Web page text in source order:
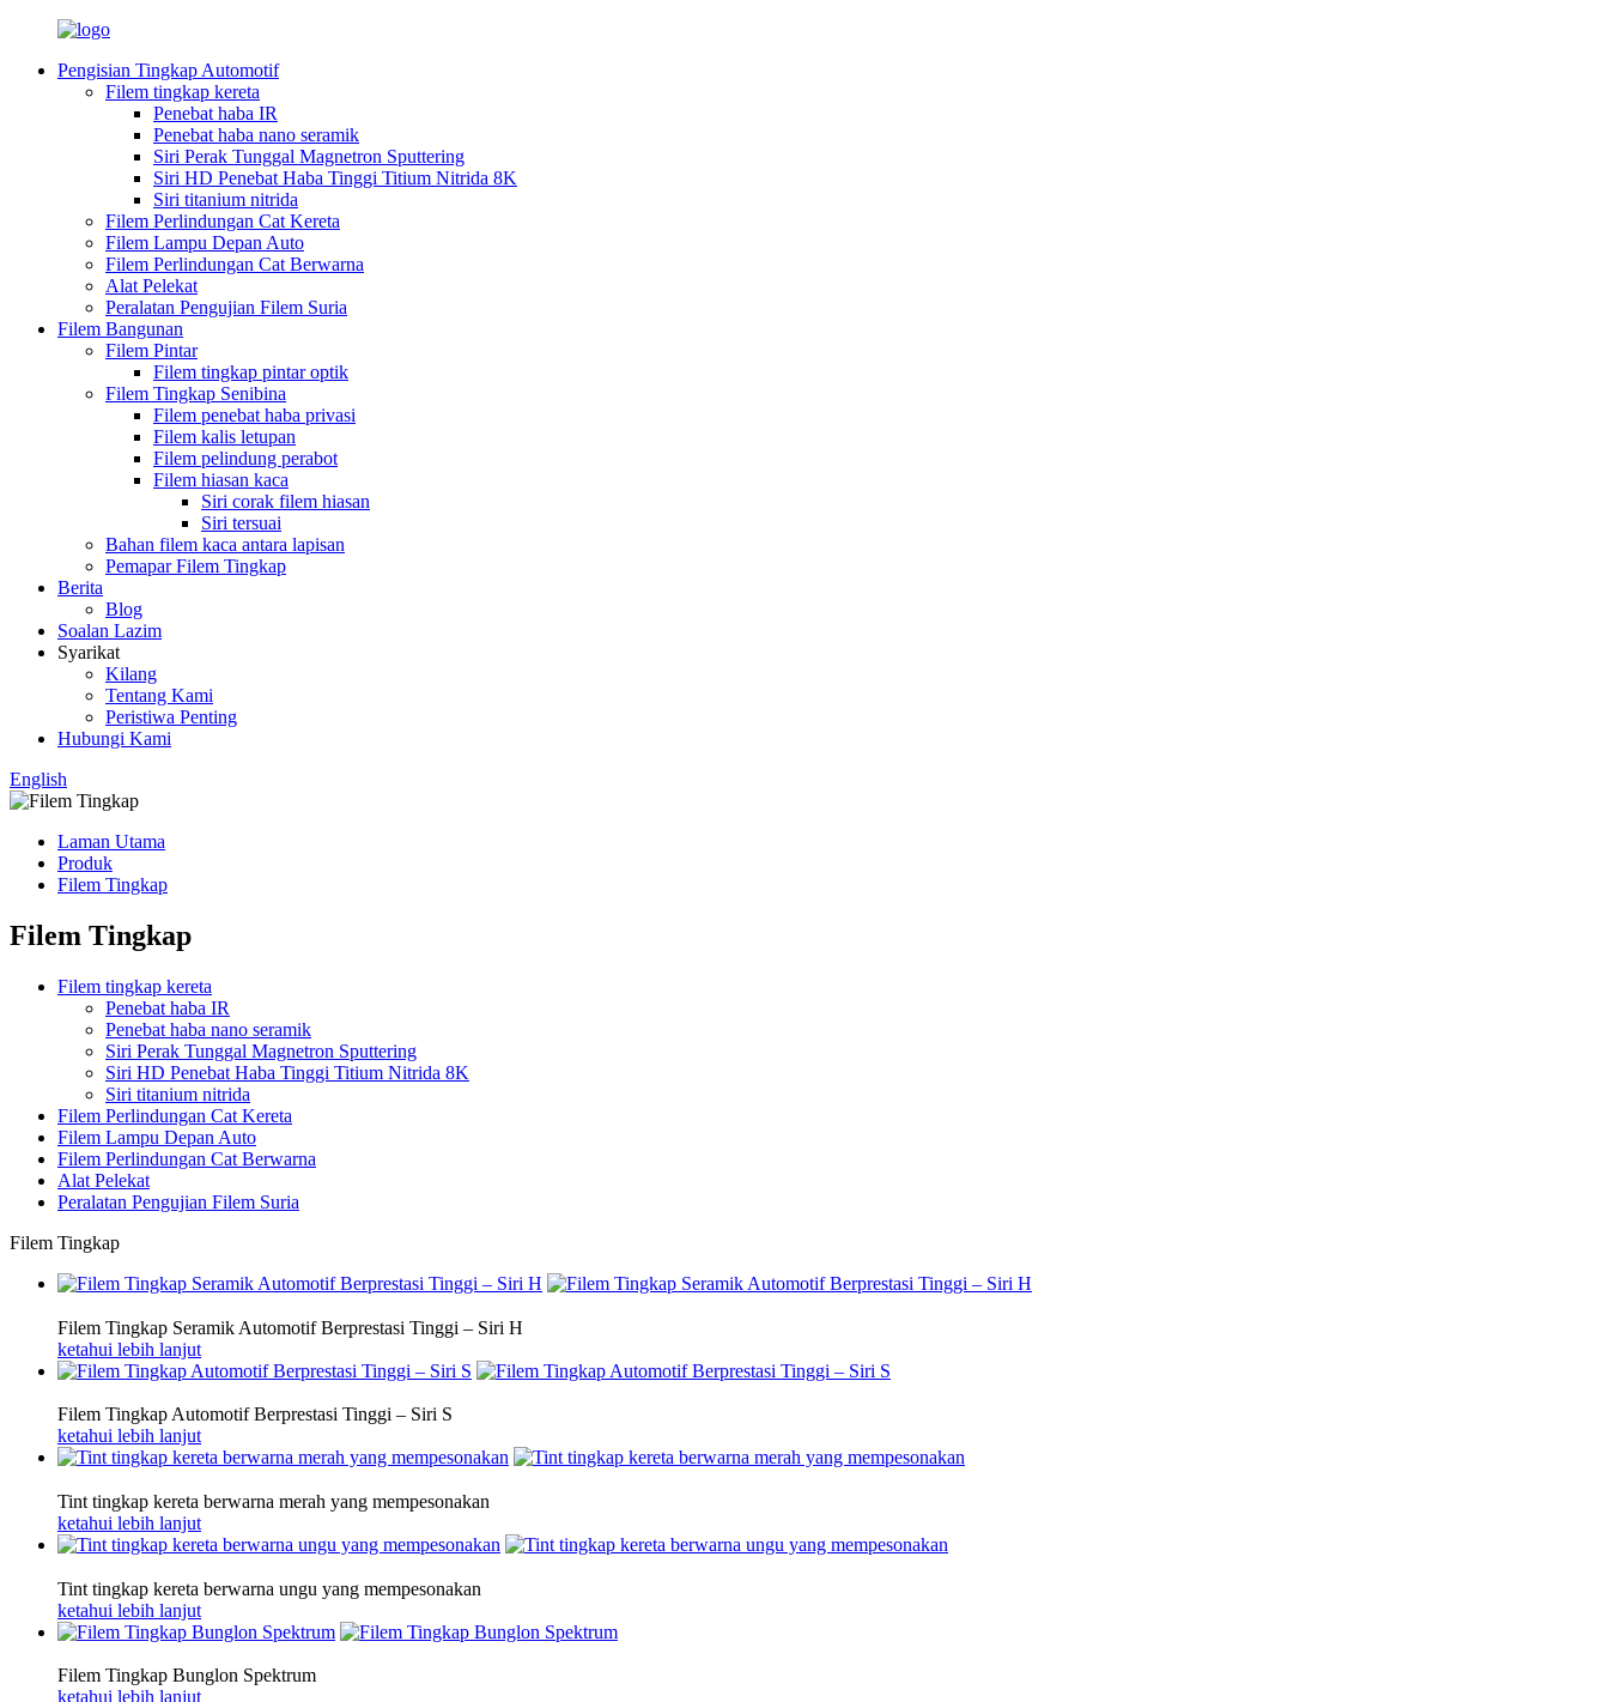
Pengisian Tingkap Automotif
Filem tingkap kereta
Penebat haba IR
Penebat haba nano seramik
Siri Perak Tunggal Magnetron Sputtering
Siri HD Penebat Haba Tinggi Titium Nitrida 8K
Siri titanium nitrida
Filem Perlindungan Cat Kereta
Filem Lampu Depan Auto
Filem Perlindungan Cat Berwarna
Alat Pelekat
Peralatan Pengujian Filem Suria
Filem Bangunan
Filem Pintar
Filem tingkap pintar optik
Filem Tingkap Senibina
Filem penebat haba privasi
Filem kalis letupan
Filem pelindung perabot
Filem hiasan kaca
Siri corak filem hiasan
Siri tersuai
Bahan filem kaca antara lapisan
Pemapar Filem Tingkap
Berita
Blog
Soalan Lazim
Syarikat
Kilang
Tentang Kami
Peristiwa Penting
Hubungi Kami
English
Laman Utama
Produk
Filem Tingkap
Filem Tingkap
Filem tingkap kereta
Penebat haba IR
Penebat haba nano seramik
Siri Perak Tunggal Magnetron Sputtering
Siri HD Penebat Haba Tinggi Titium Nitrida 8K
Siri titanium nitrida
Filem Perlindungan Cat Kereta
Filem Lampu Depan Auto
Filem Perlindungan Cat Berwarna
Alat Pelekat
Peralatan Pengujian Filem Suria
Filem Tingkap
Filem Tingkap Seramik Automotif Berprestasi Tinggi – Siri H
ketahui lebih lanjut
Filem Tingkap Automotif Berprestasi Tinggi – Siri S
ketahui lebih lanjut
Tint tingkap kereta berwarna merah yang mempesonakan
ketahui lebih lanjut
Tint tingkap kereta berwarna ungu yang mempesonakan
ketahui lebih lanjut
Filem Tingkap Bunglon Spektrum
ketahui lebih lanjut